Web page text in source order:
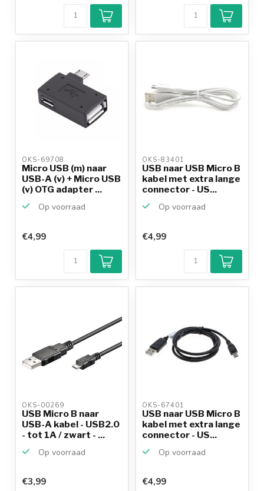
OKS-69708
Micro USB (m) naar
USB-A (v) + Micro USB
(v) OTG adapter ...
Op voorraad
€4,99
OKS-83401
USB naar USB Micro B
kabel met extra lange
connector - US...
Op voorraad
9,2/10
Achteraf
betalen mogelijk
€4,99
OKS-00269
USB Micro B naar
USB-A kabel - USB2.0
- tot 1A / zwart - ...
Op voorraad
€3,99
OKS-67401
USB naar USB Micro B
kabel met extra lange
connector - US...
Op voorraad
€4,99